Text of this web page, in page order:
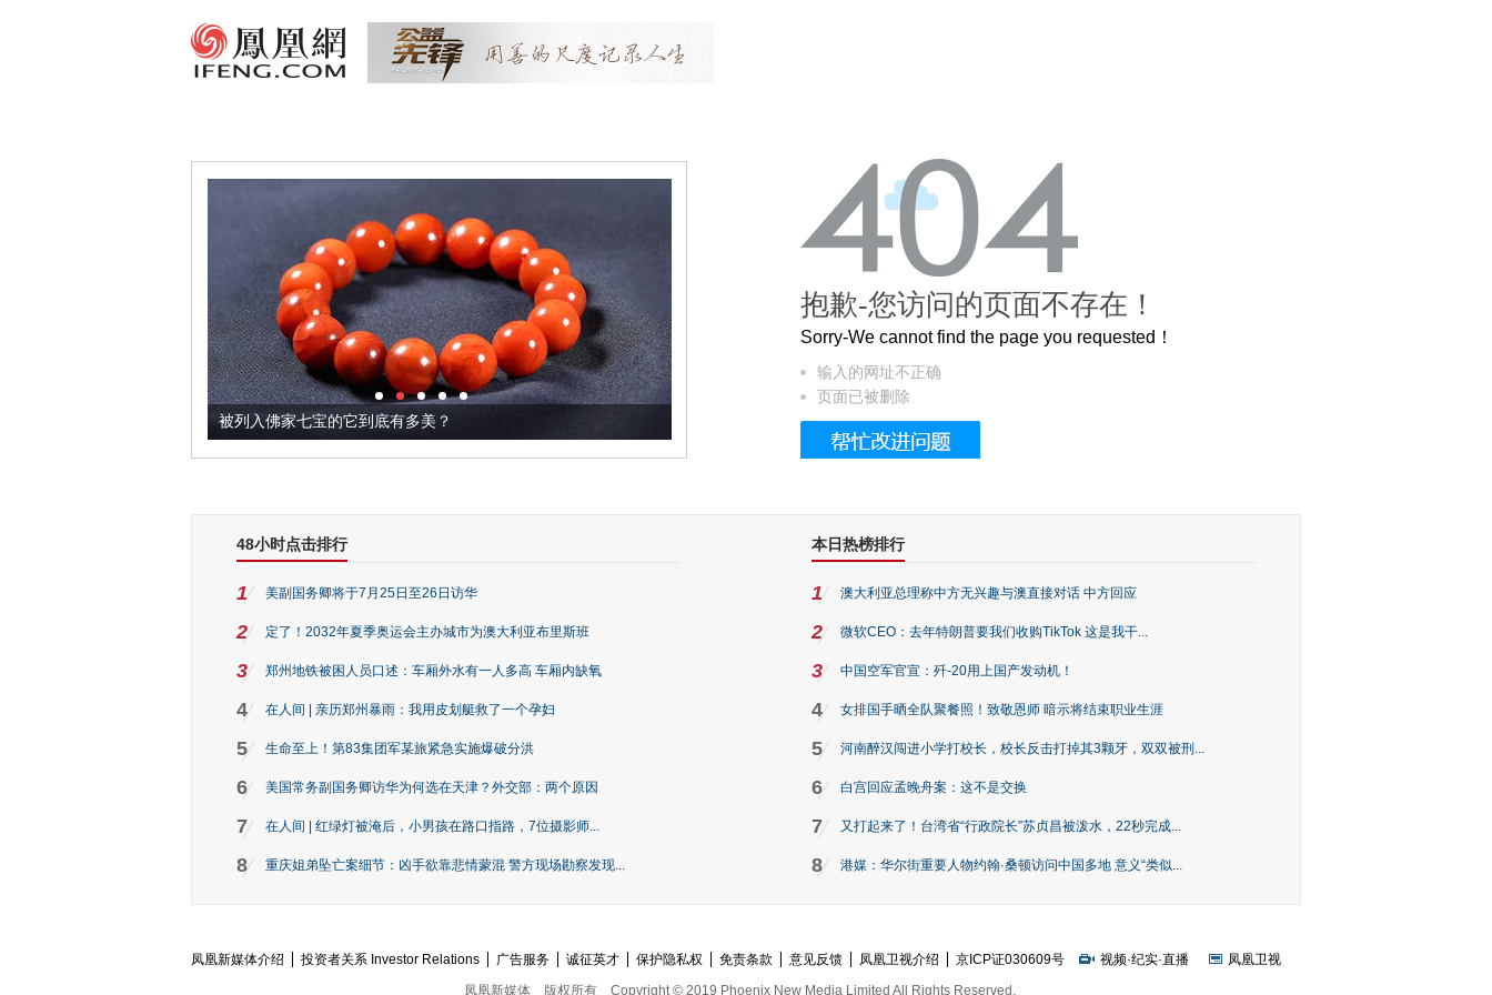
被列入佛家七宝的它到底有多美？ 这个3.2米的长卷，还原了600岁的紫禁城
抱歉-您访问的页面不存在！
Sorry-We cannot find the page you requested！
输入的网址不正确
页面已被删除
48小时点击排行
1 美副国务卿将于7月25日至26日访华
2 定了！2032年夏季奥运会主办城市为澳大利亚布里斯班
3 郑州地铁被困人员口述：车厢外水有一人多高 车厢内缺氧
4 在人间 | 亲历郑州暴雨：我用皮划艇救了一个孕妇
5 生命至上！第83集团军某旅紧急实施爆破分洪
6 美国常务副国务卿访华为何选在天津？外交部：两个原因
7 在人间 | 红绿灯被淹后，小男孩在路口指路，7位摄影师...
8 重庆姐弟坠亡案细节：凶手欲靠悲情蒙混 警方现场勘察发现...
本日热榜排行
1 澳大利亚总理称中方无兴趣与澳直接对话 中方回应
2 微软CEO：去年特朗普要我们收购TikTok 这是我干...
3 中国空军官宣：歼-20用上国产发动机！
4 女排国手晒全队聚餐照！致敬恩师 暗示将结束职业生涯
5 河南醉汉闯进小学打校长，校长反击打掉其3颗牙，双双被刑...
6 白宫回应孟晚舟案：这不是交换
7 又打起来了！台湾省“行政院长”苏贞昌被泼水，22秒完成...
8 港媒：华尔街重要人物约翰·桑顿访问中国多地 意义“类似...
凤凰新媒体介绍 投资者关系 Investor Relations 广告服务 诚征英才 保护隐私权 免责条款 意见反馈 凤凰卫视介绍 京ICP证030609号 视频·纪实·直播
凤凰卫视
凤凰新媒体
版权所有 Copyright © 2019 Phoenix New Media Limited All Rights Reserved.